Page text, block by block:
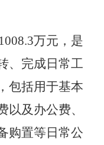
1008.3万元，是
、完成日常工
包括用于基本
以及办公费、
购置等日常公